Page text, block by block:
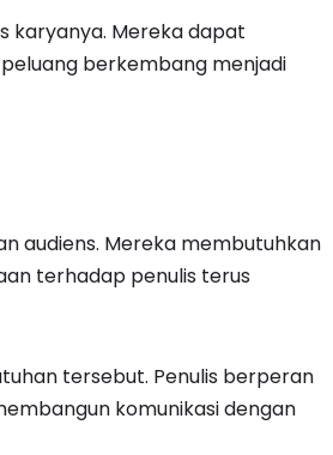
karyanya. Mereka dapat
berkembang menjadi
audiens. Mereka membutuhkan
terhadap penulis terus
tersebut. Penulis berperan
komunikasi dengan